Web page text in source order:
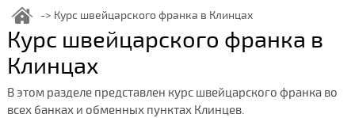
курс от
Выберите
действие: Продать Купить
Поиск
Курс швейцарского франка в Клинцах
Курс швейцарского франка в
Клинцах
В этом разделе представлен курс швейцарского франка во
всех банках и обменных пунктах Клинцев.